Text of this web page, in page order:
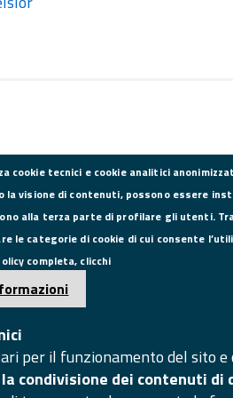
Caserta
cookie tecnici e cookie analitici
la visione di contenuti, possono essere
alla terza parte di profilare gli utenti.
le categorie di cookie di cui consente
completa, clicchi
per il funzionamento del sito
la condivisione dei contenuti